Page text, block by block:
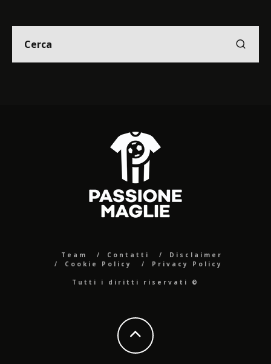
Team Contatti
Disclaimer
Cookie Policy
Privacy Policy
Tutti i diritti riservati ©